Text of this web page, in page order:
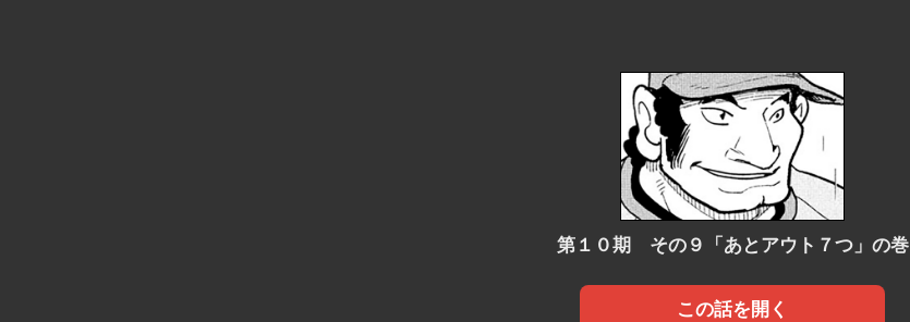
第１０期 その９「あとアウト７つ」の巻
この話を開く